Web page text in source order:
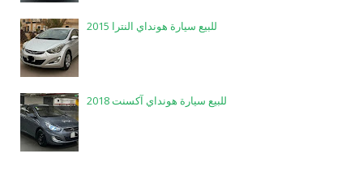
للبيع سيارة هونداي النترا 2015
للبيع سيارة هونداي آكسنت 2018